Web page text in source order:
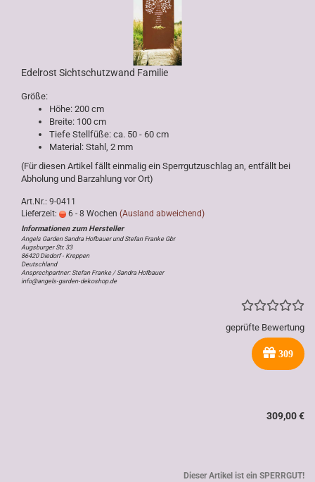
Edelrost Sichtschutzwand Familie
Größe:
Höhe: 200 cm
Breite: 100 cm
Tiefe Stellfüße: ca. 50 - 60 cm
Material: Stahl, 2 mm
(Für diesen Artikel fällt einmalig ein Sperrgutzuschlag an, entfällt bei
Abholung und Barzahlung vor Ort)
Art.Nr.: 9-0411
Lieferzeit:
6 - 8 Wochen (Ausland abweichend)
Angels Garden Sandra Hofbauer und Stefan Franke Gbr
Augsburger Str. 33
86420 Diedorf - Kreppen
Deutschland
Ansprechpartner: Stefan Franke / Sandra Hofbauer
info@angels-garden-dekoshop.de
geprüfte Bewertung
309
309,00 €
Dieser Artikel ist ein SPERRGUT!